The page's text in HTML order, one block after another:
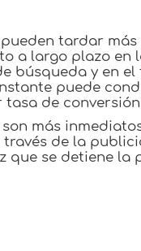
tardar
a largo plazo en
búsqueda y en el
puede
de
más
de la
que se detiene la